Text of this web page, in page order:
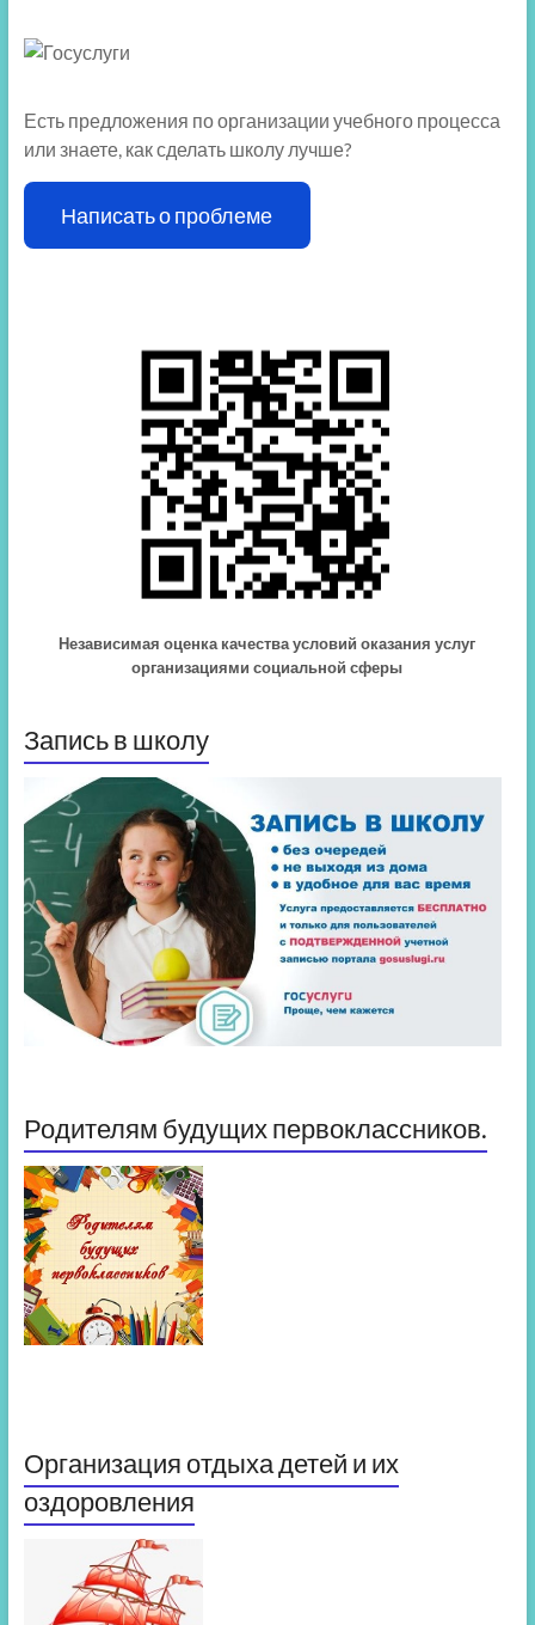
Есть предложения по организации учебного процесса
или знаете, как сделать школу лучше?
Написать о проблеме
Независимая оценка качества условий оказания услуг
организациями социальной сферы
Запись в школу
Родителям будущих первоклассников.
Организация отдыха детей и их
оздоровления